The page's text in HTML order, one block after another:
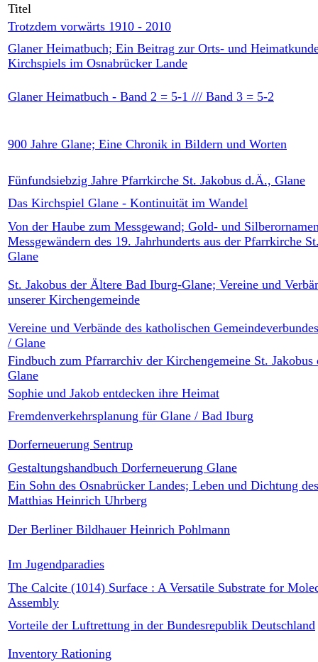
Titel
Trotzdem vorwärts 1910 - 2010
Glaner Heimatbuch; Ein Beitrag zur Orts- und
Kirchspiels im Osnabrücker Lande
Glaner Heimatbuch - Band 2 = 5-1 /// Band 3 = 5-2
900 Jahre Glane; Eine Chronik in Bildern und Worten
Fünfundsiebzig Jahre Pfarrkirche St. Jakobus d.Ä., Glane
Das Kirchspiel Glane - Kontinuität im Wandel
Von der Haube zum Messgewand; Gold- und
Messgewändern des 19. Jahrhunderts aus der Pfarrkirche
Glane
St. Jakobus der Ältere Bad Iburg-Glane; Vereine und
unserer Kirchengemeinde
Vereine und Verbände des katholischen
/ Glane
Findbuch zum Pfarrarchiv der Kirchengemeine St.
Glane
Sophie und Jakob entdecken ihre Heimat
Fremdenverkehrsplanung für Glane / Bad Iburg
Dorferneuerung Sentrup
Gestaltungshandbuch Dorferneuerung Glane
Ein Sohn des Osnabrücker Landes; Leben und Dichtung
Matthias Heinrich Uhrberg
Der Berliner Bildhauer Heinrich Pohlmann
Im Jugendparadies
The Calcite (1014) Surface : A Versatile Substrate for
Assembly
Vorteile der Luftrettung in der Bundesrepublik Deutschland
Inventory Rationing